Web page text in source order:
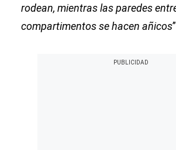
rodean, mientras las paredes
compartimentos se hacen añicos